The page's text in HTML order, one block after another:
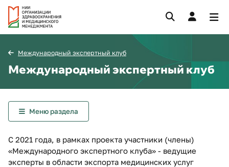
Международный экспертный клуб
Международный экспертный клуб
Меню раздела
С 2021 года, в рамках проекта участники (члены)
«Международного экспертного клуба» - ведущие
эксперты в области экспорта медицинских услуг